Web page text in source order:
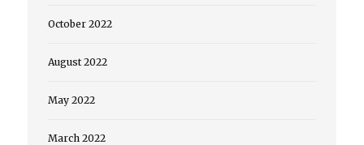
October 2022
August 2022
May 2022
March 2022